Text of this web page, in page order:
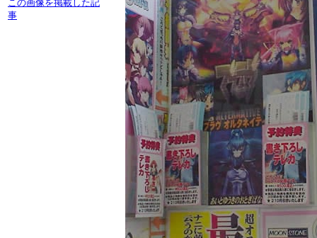
この画像を掲載した記
事